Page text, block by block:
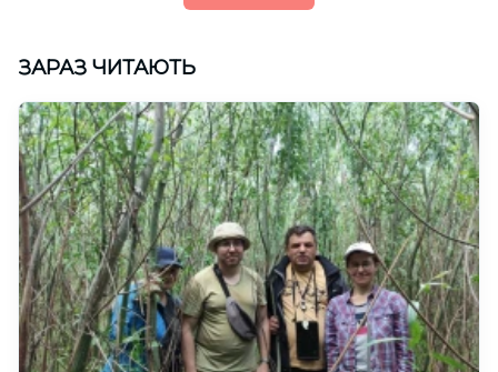
ЗАРАЗ ЧИТАЮТЬ